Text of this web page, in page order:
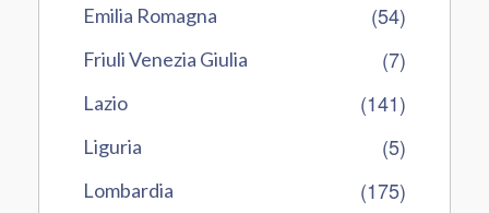
Emilia Romagna (54)
Friuli Venezia Giulia (7)
Lazio (141)
Liguria (5)
Lombardia (175)